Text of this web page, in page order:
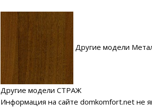
Другие модели
Другие модели СТРАЖ
Информация на сайте domkomfort.net не